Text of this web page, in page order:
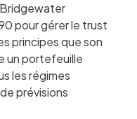
pour gérer le trust
principes que son
un portefeuille
les régimes
prévisions